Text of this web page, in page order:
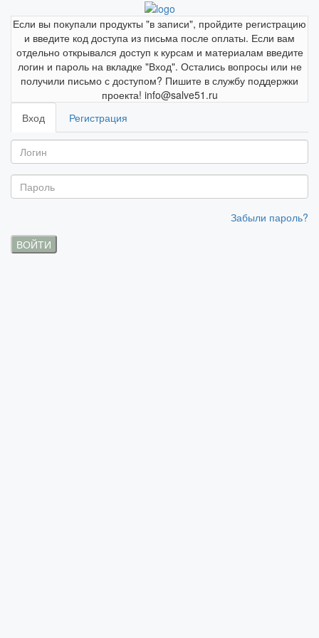
Если вы покупали продукты "в записи", пройдите регистрацию
и введите код доступа из письма после оплаты. Если вам
отдельно открывался доступ к курсам и материалам введите
логин и пароль на вкладке "Вход". Остались вопросы или не
получили письмо с доступом? Пишите в службу поддержки
проекта! info@salve51.ru
Вход
Регистрация
Забыли пароль?
ВОЙТИ